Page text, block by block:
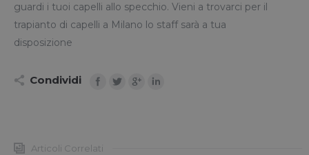
guardi i tuoi capelli allo specchio. Vieni a trovarci per il
trapianto di capelli a Milano lo staff sarà a tua
disposizione
Condividi
Articoli Correlati